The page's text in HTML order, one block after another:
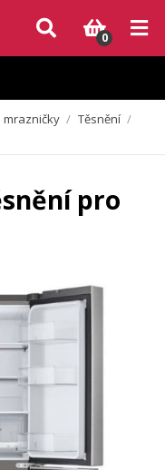
které nejsou skladem,
0
mrazničky / Těsnění /
pro